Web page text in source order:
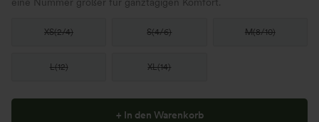
eine Nummer größer für ganztägigen Komfort.
XS(2/4) S(4/6) M(8/10)
L(12) XL(14)
+ In den Warenkorb